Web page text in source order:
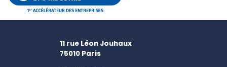
11 rue Léon Jouhaux
75010 Paris